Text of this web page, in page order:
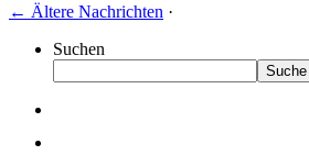
← Ältere Nachrichten ·
Suchen
Suche